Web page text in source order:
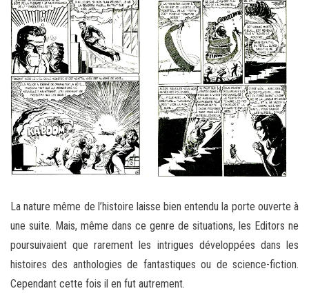
La nature même de l’histoire laisse bien entendu la porte ouverte à
une suite. Mais, même dans ce genre de situations, les Editors ne
poursuivaient que rarement les intrigues développées dans les
histoires des anthologies de fantastiques ou de science-fiction.
Cependant cette fois il en fut autrement.